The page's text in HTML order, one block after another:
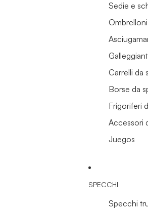
Sedie e
Ombrelloni
Carrelli da
Borse da
Frigoriferi
Accessori
Juegos
SPECCHI
Specchi